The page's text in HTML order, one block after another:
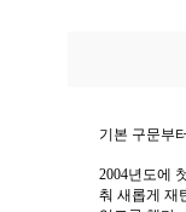
기본 구문부
2004년도에
춰 새롭게 재